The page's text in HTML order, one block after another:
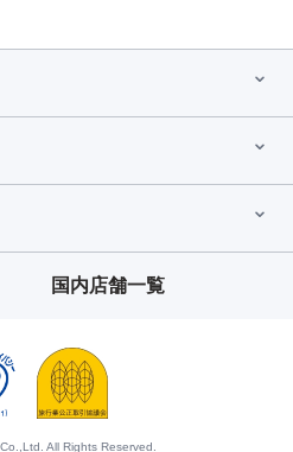
国内店舗一覧
All Rights Reserved.